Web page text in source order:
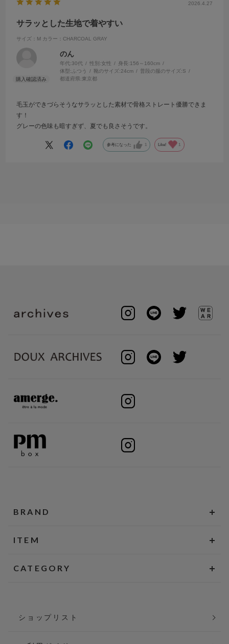
2026.4.27
サラッとした生地で着やすい
サイズ：M カラー：CHARCOAL GRAY
のん
年代:30代 性別:女性 身長:156～160cm
体型: ふつう 靴のサイズ:24cm 普段の服のサイズ:S
都道府県:東京都
毛玉ができづらそうなサラッとした素材で骨格ストレート優勝できま
す！
グレーの色味も暗すぎず、夏でも良さそうです。
参考になった Like!
BRAND
ITEM
CATEGORY
ショップリスト